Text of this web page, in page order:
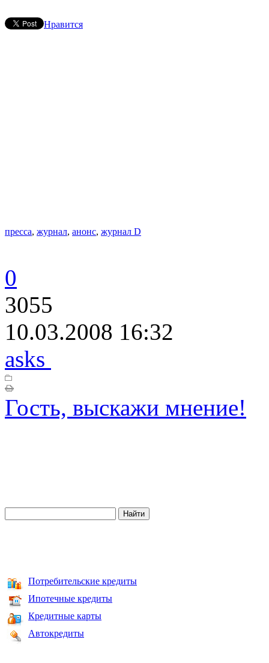
Нравится
пресса, журнал, анонс, журнал D
0
3055
10.03.2008 16:32
asks
Гость, выскажи мнение!
Потребительские кредиты
Ипотечные кредиты
Кредитные карты
Автокредиты